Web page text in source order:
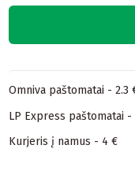
Omniva paštomatai - 2.3
LP Express paštomatai -
Kurjeris į namus - 4 €